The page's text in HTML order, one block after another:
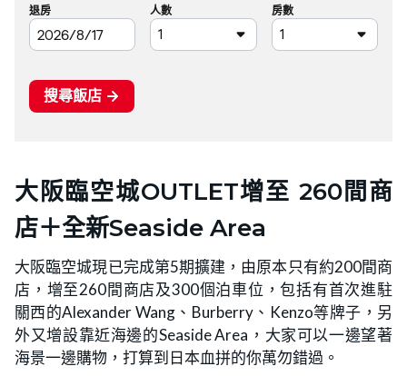
大阪臨空城OUTLET增至 260間商
店＋全新Seaside Area
大阪臨空城現已完成第5期擴建，由原本只有約200間商
店，增至260間商店及300個泊車位，包括有首次進駐
關西的Alexander Wang、Burberry、Kenzo等牌子，另
外又增設靠近海邊的Seaside Area，大家可以一邊望著
海景一邊購物，打算到日本血拼的你萬勿錯過。